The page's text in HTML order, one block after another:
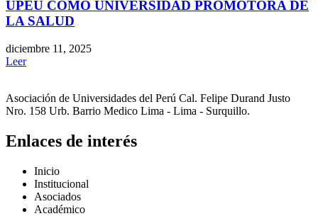
UPEU COMO UNIVERSIDAD PROMOTORA DE
LA SALUD
diciembre 11, 2025
Leer
Asociación de Universidades del Perú Cal. Felipe Durand Justo
Nro. 158 Urb. Barrio Medico Lima - Lima - Surquillo.
Enlaces de interés
Inicio
Institucional
Asociados
Académico